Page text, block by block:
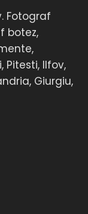
Fotograf
botez,
Ilfov,
Giurgiu,